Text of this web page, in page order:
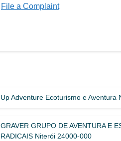
File a Complaint
Up Adventure Ecoturismo e Aventura
GRAVER GRUPO DE AVENTURA E
RADICAIS Niterói 24000-000